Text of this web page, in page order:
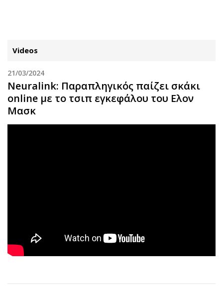
ΚΑΤΗΓΟΡΙΕΣ ΣΥΝΔΕΣΗ
Κύπρος
Παιδεία
Αθλητισμός
Κύπρος
Απόψεις
Geek
Videos
21/03/2024
Neuralink: Παραπληγικός παίζει σκάκι
online με το τσιπ εγκεφάλου του Ελον
Μασκ